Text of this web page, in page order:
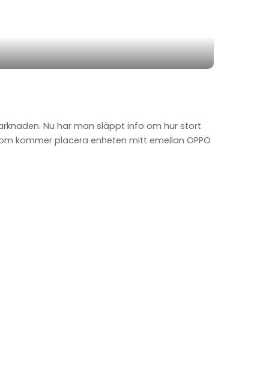
Nu har man släppt info om hur stort
kommer placera enheten mitt emellan OPPO